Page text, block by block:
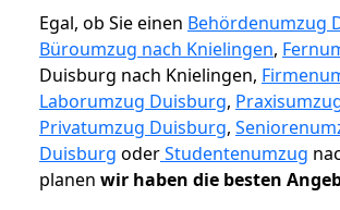
Egal, ob Sie einen Behördenumzug
Büroumzug nach Knielingen,
Duisburg nach Knielingen,
Laborumzug Duisburg,
Privatumzug Duisburg,
Duisburg oderStudentenumzug
planen wir haben die besten